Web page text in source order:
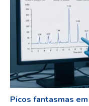
Picos fantasmas